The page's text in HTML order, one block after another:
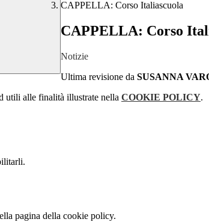
CAPPELLA: Corso Italiascuola
CAPPELLA: Corso
Notizie
Ultima revisione da SUSANNA
utili alle finalità illustrate nella COOKIE POLICY.
pagina della cookie policy.